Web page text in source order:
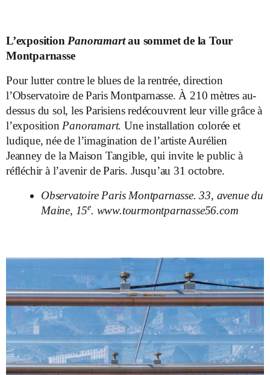
L’exposition Panoramartau sommet de la Tour
Montparnasse
Pour lutter contre le blues de la rentrée, direction
l’Observatoire de Paris Montparnasse. À 210 mètres au-
dessus du sol, les Parisiens redécouvrent leur ville grâce à
l’exposition Panoramart. Une installation colorée et
ludique, née de l’imagination de l’artiste Aurélien
Jeanney de la Maison Tangible, qui invite le public à
réfléchir à l’avenir de Paris. Jusqu’au 31 octobre.
Observatoire Paris Montparnasse. 33, avenue du
Maine, 15e. www.tourmontparnasse56.com